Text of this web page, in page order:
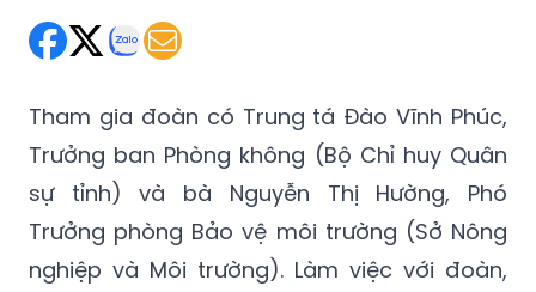
Tham gia đoàn có Trung tá Đào Vĩnh Phúc,
Trưởng ban Phòng không (Bộ Chỉ huy Quân
sự tỉnh) và bà Nguyễn Thị Hường, Phó
Trưởng phòng Bảo vệ môi trường (Sở Nông
nghiệp và Môi trường). Làm việc với đoàn,